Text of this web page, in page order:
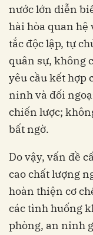
nước lớn diễn
hài hòa quan hệ
tắc độc lập, tự
quân sự, không
yêu cầu kết hợp
ninh và đối
chiến lược;
bất ngờ.
Do vậy, vấn đề
cao chất lượng
hoàn thiện cơ
các tình huống
phòng, an ninh